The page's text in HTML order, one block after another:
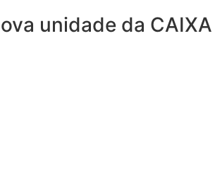
unidade da